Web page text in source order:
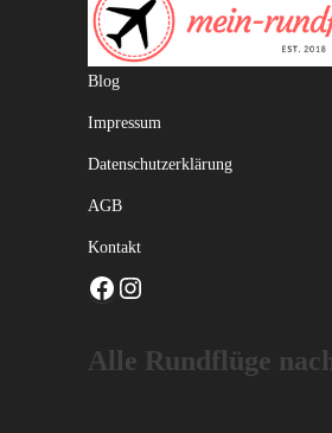
Blog
Impressum
Datenschutzerklärung
AGB
Kontakt
Facebook
Alle Rundflüge